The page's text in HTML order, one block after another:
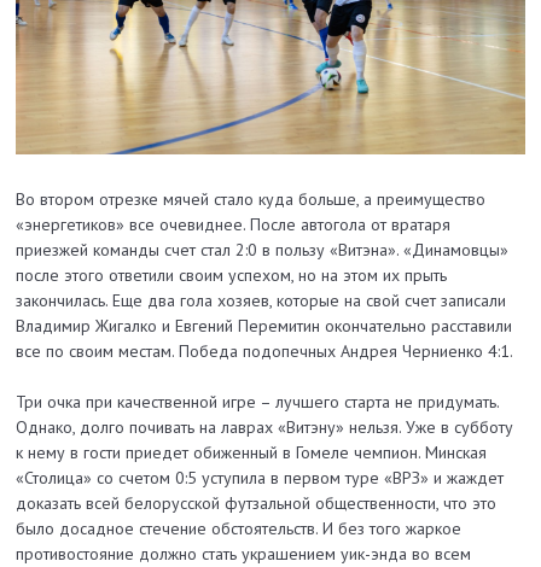
Во втором отрезке мячей стало куда больше, а преимущество
«энергетиков» все очевиднее. После автогола от вратаря
приезжей команды счет стал 2:0 в пользу «Витэна». «Динамовцы»
после этого ответили своим успехом, но на этом их прыть
закончилась. Еще два гола хозяев, которые на свой счет записали
Владимир Жигалко и Евгений Перемитин окончательно расставили
все по своим местам. Победа подопечных Андрея Черниенко 4:1.
Три очка при качественной игре – лучшего старта не придумать.
Однако, долго почивать на лаврах «Витэну» нельзя. Уже в субботу
к нему в гости приедет обиженный в Гомеле чемпион. Минская
«Столица» со счетом 0:5 уступила в первом туре «ВРЗ» и жаждет
доказать всей белорусской футзальной общественности, что это
было досадное стечение обстоятельств. И без того жаркое
противостояние должно стать украшением уик-энда во всем